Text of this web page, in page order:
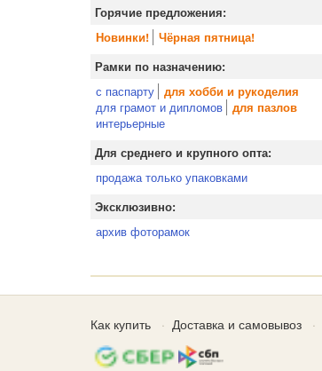
Горячие предложения:
Новинки!
Чёрная пятница!
Рамки по назначению:
с паспарту для хобби и рукоделия
для грамот и дипломов для пазлов
интерьерные
Для среднего и крупного опта:
продажа только упаковками
Эксклюзивно:
архив фоторамок
Как купить Доставка и самовывоз